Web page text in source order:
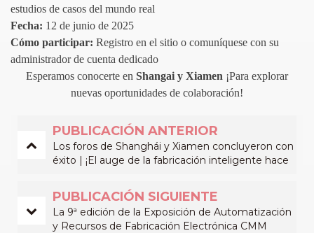
estudios de casos del mundo real
Fecha: 12 de junio de 2025
Cómo participar: Registro en el sitio o comuníquese con su
administrador de cuenta dedicado
Esperamos conocerte en Shangai y Xiamen ¡Para explorar
nuevas oportunidades de colaboración!
PUBLICACIÓN ANTERIOR
Los foros de Shanghái y Xiamen concluyeron con
éxito | ¡El auge de la fabricación inteligente hace
PUBLICACIÓN SIGUIENTE
La 9ª edición de la Exposición de Automatización
y Recursos de Fabricación Electrónica CMM